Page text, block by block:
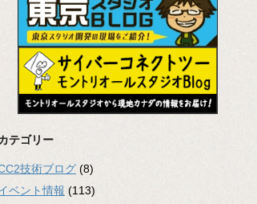
テゴリー
技術ブログ (8)
ベント情報 (113)